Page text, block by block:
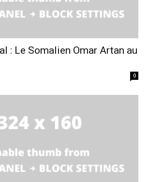
: Le Somalien Omar Artan au
0